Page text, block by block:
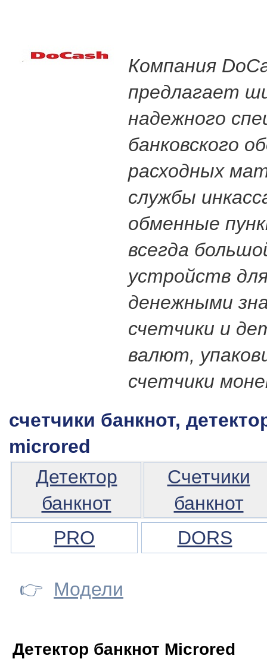
Компания
предлагает
надежного
банковского
расходных
службы
обменные
всегда
устройств
денежными
счетчики и
валют,
счетчики
счетчики банкнот,
microred
Детектор
банкнот
Счетчики
банкнот
PRO
DORS
👉 Модели
Детектор банкнот Microred